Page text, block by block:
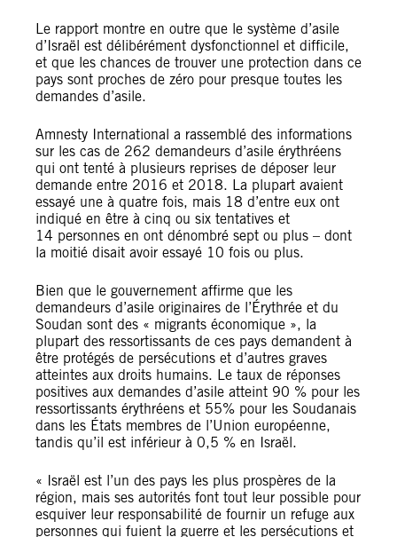
Le rapport montre en outre que le système d’asile
d’Israël est délibérément dysfonctionnel et difficile,
et que les chances de trouver une protection dans ce
pays sont proches de zéro pour presque toutes les
demandes d’asile.
Amnesty International a rassemblé des informations
sur les cas de 262 demandeurs d’asile érythréens
qui ont tenté à plusieurs reprises de déposer leur
demande entre 2016 et 2018. La plupart avaient
essayé une à quatre fois, mais 18 d’entre eux ont
indiqué en être à cinq ou six tentatives et
14 personnes en ont dénombré sept ou plus – dont
la moitié disait avoir essayé 10 fois ou plus.
Bien que le gouvernement affirme que les
demandeurs d’asile originaires de l’Érythrée et du
Soudan sont des « migrants économique », la
plupart des ressortissants de ces pays demandent à
être protégés de persécutions et d’autres graves
atteintes aux droits humains. Le taux de réponses
positives aux demandes d’asile atteint 90 % pour les
ressortissants érythréens et 55% pour les Soudanais
dans les États membres de l’Union européenne,
tandis qu’il est inférieur à 0,5 % en Israël.
« Israël est l’un des pays les plus prospères de la
région, mais ses autorités font tout leur possible pour
esquiver leur responsabilité de fournir un refuge aux
personnes qui fuient la guerre et les persécutions et